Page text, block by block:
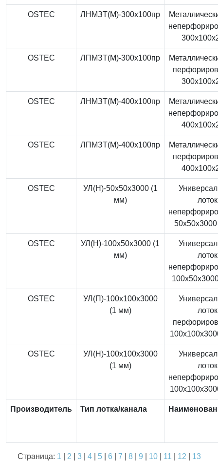
OSTEC ЛНМЗТ(М)-300x100пр
OSTEC ЛПМЗТ(М)-300x100пр
OSTEC ЛНМЗТ(М)-400x100пр
OSTEC ЛПМЗТ(М)-400x100пр
OSTEC
УЛ(Н)-50x50x3000 (1
мм)
лоток
OSTEC
УЛ(Н)-100x50x3000 (1
мм)
лоток
OSTEC
УЛ(П)-100x100x3000
(1 мм)
лоток
OSTEC
УЛ(Н)-100x100x3000
(1 мм)
лоток
Производитель Тип лотка/канала
Страница: 1 2 3| 4| 5| 6 7 8| 9 10| 11 12 13